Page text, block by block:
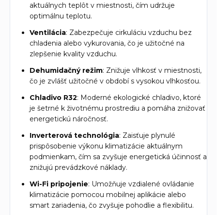
aktuálnych teplôt v miestnosti, čím udržuje
optimálnu teplotu.
Ventilácia: Zabezpečuje cirkuláciu vzduchu bez
chladenia alebo vykurovania, čo je užitočné na
zlepšenie kvality vzduchu.
Dehumidačný režim: Znižuje vlhkosť v miestnosti,
čo je zvlášť užitočné v období s vysokou vlhkosťou.
Chladivo R32: Moderné ekologické chladivo, ktoré
je šetrné k životnému prostrediu a pomáha znižovať
energetickú náročnosť.
Inverterová technológia: Zaisťuje plynulé
prispôsobenie výkonu klimatizácie aktuálnym
podmienkam, čím sa zvyšuje energetická účinnosť a
znižujú prevádzkové náklady.
Wi-Fi pripojenie: Umožňuje vzdialené ovládanie
klimatizácie pomocou mobilnej aplikácie alebo
smart zariadenia, čo zvyšuje pohodlie a flexibilitu.